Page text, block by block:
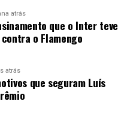
atrás
que o Inter teve
o Flamengo
atrás
que seguram Luís